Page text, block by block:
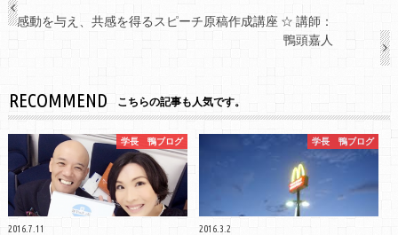
感動を与え、共感を得るスピーチ原稿作成講座 ☆ 講師：
鴨頭嘉人
RECOMMEND こちらの記事も人気です。
学長 鴨ブログ
2016.7.11
学長 鴨ブログ
2016.3.2